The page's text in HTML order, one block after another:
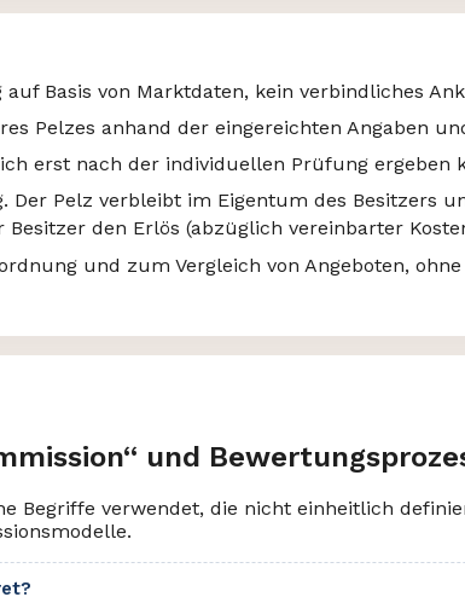
Basis von Marktdaten, kein verbindliches
Pelzes anhand der eingereichten Angaben
erst nach der individuellen Prüfung ergeben
Der Pelz verbleibt im Eigentum des Besitzers
den Erlös (abzüglich vereinbarter
und zum Vergleich von Angeboten,
und
Begriffe verwendet, die nicht einheitlich